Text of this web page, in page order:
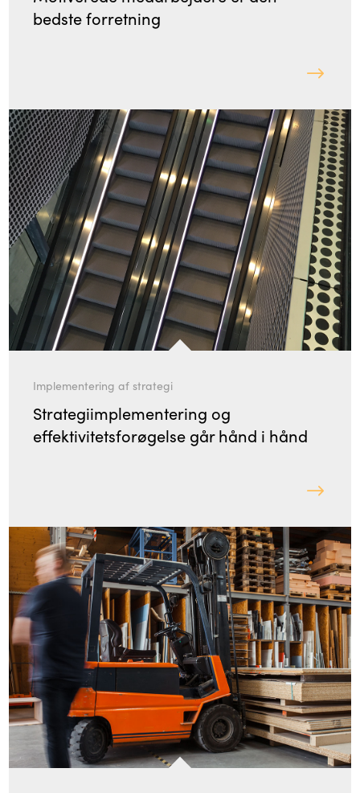
bedste forretning
Implementering af strategi
Strategiimplementering og
effektivitetsforøgelse går hånd i hånd